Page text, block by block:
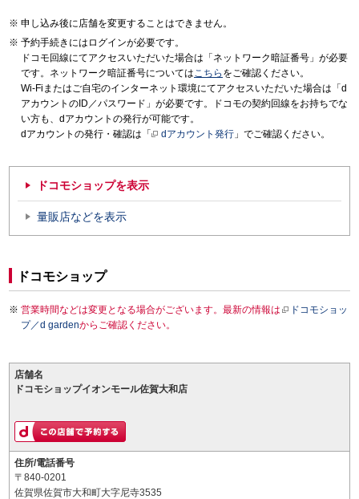
申し込み後に店舗を変更することはできません。
予約手続きにはログインが必要です。
ドコモ回線にてアクセスいただいた場合は「ネットワーク暗証番号」が必要
です。ネットワーク暗証番号についてはこちら をご確認ください。
Wi-Fiまたはご自宅のインターネット環境にてアクセスいただいた場合は「d
アカウントのID／パスワード」が必要です。ドコモの契約回線をお持ちでな
い方も、dアカウントの発行が可能です。
dアカウントの発行・確認は「
dアカウント発行 」でご確認ください。
ドコモショップを表示
量販店などを表示
ドコモショップ
営業時間などは変更となる場合がございます。最新の情報は
ドコモショッ
プ／d gardenからご確認ください。
店舗名
ドコモショップイオンモール佐賀大和店
住所/電話番号
〒840-0201
佐賀県佐賀市大和町大字尼寺3535